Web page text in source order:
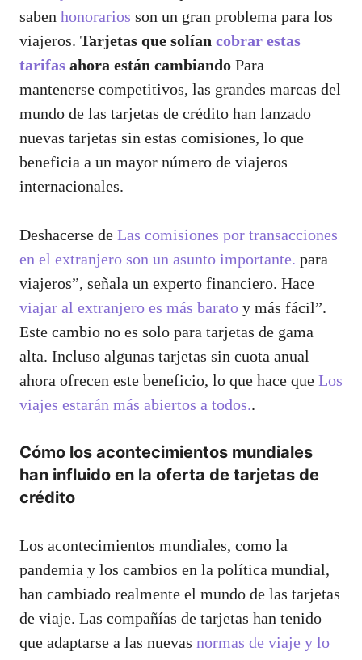
saben honorarios son un gran problema para los
viajeros. Tarjetas que solían cobrar estas
tarifas ahora están cambiando Para
mantenerse competitivos, las grandes marcas del
mundo de las tarjetas de crédito han lanzado
nuevas tarjetas sin estas comisiones, lo que
beneficia a un mayor número de viajeros
internacionales.
Deshacerse de Las comisiones por transacciones
en el extranjero son un asunto importante. para
viajeros”, señala un experto financiero. Hace
viajar al extranjero es más barato y más fácil”.
Este cambio no es solo para tarjetas de gama
alta. Incluso algunas tarjetas sin cuota anual
ahora ofrecen este beneficio, lo que hace que Los
viajes estarán más abiertos a todos..
Cómo los acontecimientos mundiales
han influido en la oferta de tarjetas de
crédito
Los acontecimientos mundiales, como la
pandemia y los cambios en la política mundial,
han cambiado realmente el mundo de las tarjetas
de viaje. Las compañías de tarjetas han tenido
que adaptarse a las nuevas normas de viaje y lo